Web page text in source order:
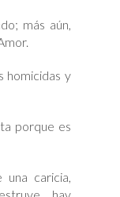
más aún,
homicidas y
porque es
una caricia,